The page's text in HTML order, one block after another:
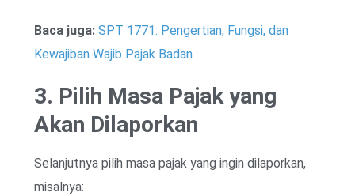
Baca juga: SPT 1771: Pengertian, Fungsi, dan
Kewajiban Wajib Pajak Badan
3. Pilih Masa Pajak yang
Akan Dilaporkan
Selanjutnya pilih masa pajak yang ingin dilaporkan,
misalnya: